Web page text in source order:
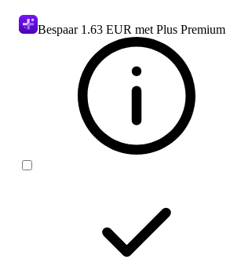
Bespaar 1.63 EUR met Plus Premium